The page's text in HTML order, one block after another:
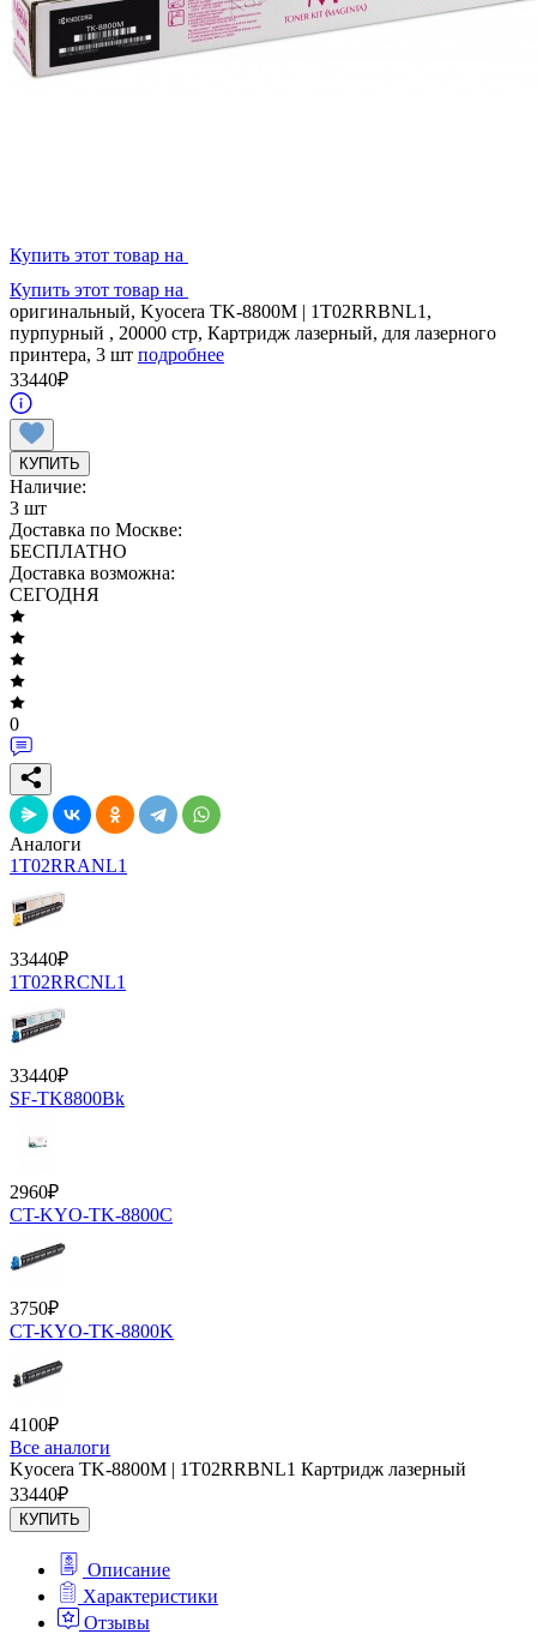
Купить этот товар на
Купить этот товар на
оригинальный, Kyocera TK-8800M | 1T02RRBNL1,
пурпурный , 20000 стр, Картридж лазерный, для лазерного
принтера, 3 шт подробнее
33440₽
КУПИТЬ
Наличие:
3 шт
Доставка по Москве:
БЕСПЛАТНО
Доставка возможна:
СЕГОДНЯ
0
Аналоги
1T02RRANL1
33440₽
1T02RRCNL1
33440₽
SF-TK8800Bk
2960₽
CT-KYO-TK-8800C
3750₽
CT-KYO-TK-8800K
4100₽
Все аналоги
Kyocera TK-8800M | 1T02RRBNL1 Картридж лазерный
33440₽
КУПИТЬ
Описание
Характеристики
Отзывы